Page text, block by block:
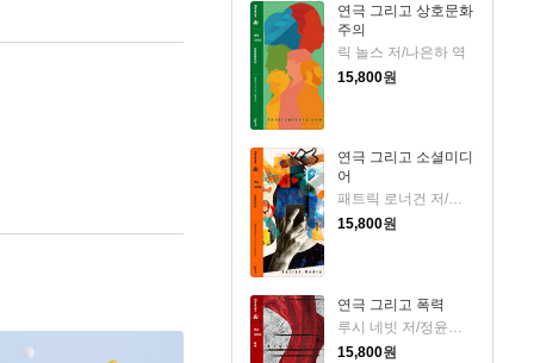
연극 그리고 상호문화
주의
릭 놀스 저/나은하 역
15,800원
연극 그리고 소셜미디
어
패트릭 로너건 저/김다산 역
15,800원
연극 그리고 폭력
루시 네빗 저/정윤길 역
15,800원